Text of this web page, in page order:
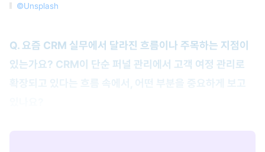
©Unsplash
Q. 요즘 CRM 실무에서 달라진 흐름이나 주목하는 지점이
있는가요? CRM이 단순 퍼널 관리에서 고객 여정 관리로
확장되고 있다는 흐름 속에서, 어떤 부분을 중요하게 보고